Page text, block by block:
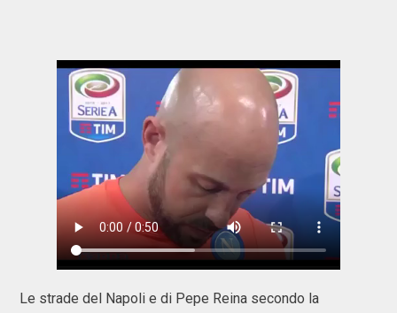
Le strade del Napoli e di Pepe Reina secondo la